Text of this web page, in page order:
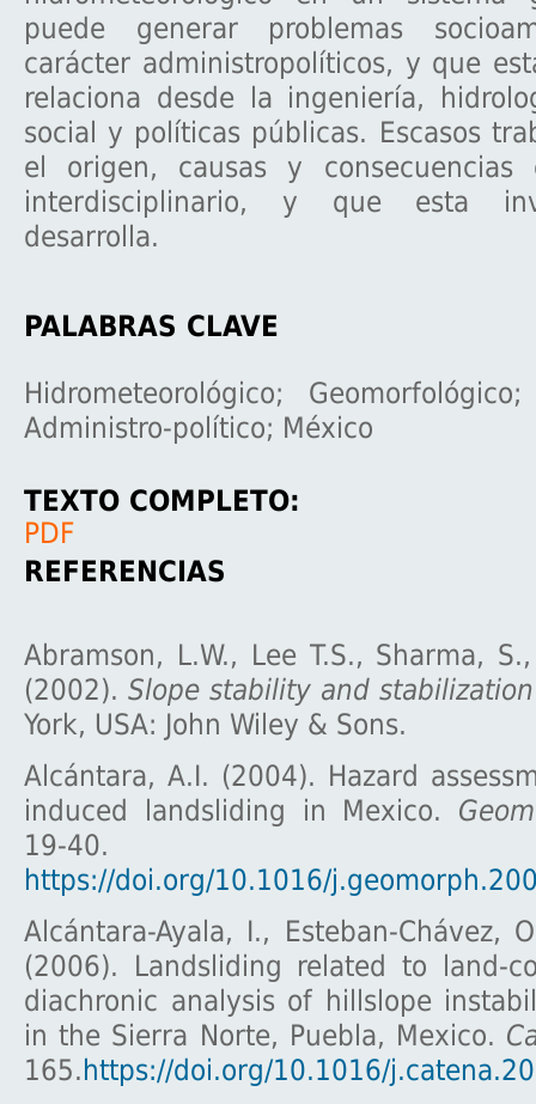
puede generar problemas
carácter administropolíticos, y que
relaciona desde la ingeniería,
social y políticas públicas. Escasos
el origen, causas y
interdisciplinario, y que esta
desarrolla.
PALABRAS CLAVE
Hidrometeorológico;
Administro-político; México
TEXTO COMPLETO:
PDF
REFERENCIAS
Abramson, L.W., Lee T.S., Sharma,
(2002). Slope stability and
York, USA: John Wiley & Sons.
Alcántara, A.I. (2004). Hazard
induced landsliding in Mexico.
19-40.
https://doi.org/10.1016/
Alcántara-Ayala, I., Esteban-Chávez,
(2006). Landsliding related to land-
diachronic analysis of hillslope
in the Sierra Norte, Puebla, Mexico.
165. https://doi.org/10.1016/